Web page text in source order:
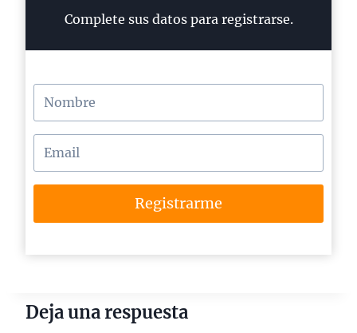
Complete sus datos para registrarse.
Registrarme
Deja una respuesta